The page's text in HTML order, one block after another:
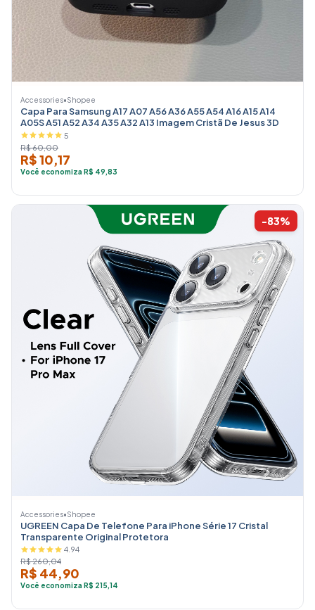
Accessories•Shopee
Capa Para Samsung A17 A07 A56 A36 A55 A54 A16 A15 A14
A05S A51 A52 A34 A35 A32 A13 Imagem Cristã De Jesus 3D
5
R$ 60,00
R$ 10,17
Você economiza R$ 49,83
-83%
Accessories•Shopee
UGREEN Capa De Telefone Para iPhone Série 17 Cristal
Transparente Original Protetora
4.94
R$ 260,04
R$ 44,90
Você economiza R$ 215,14